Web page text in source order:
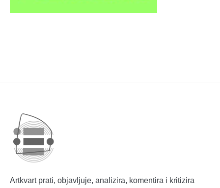
Artkvart prati, objavljuje, analizira, komentira i kritizira